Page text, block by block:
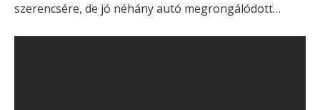
szerencsére, de jó néhány autó megrongálódott…